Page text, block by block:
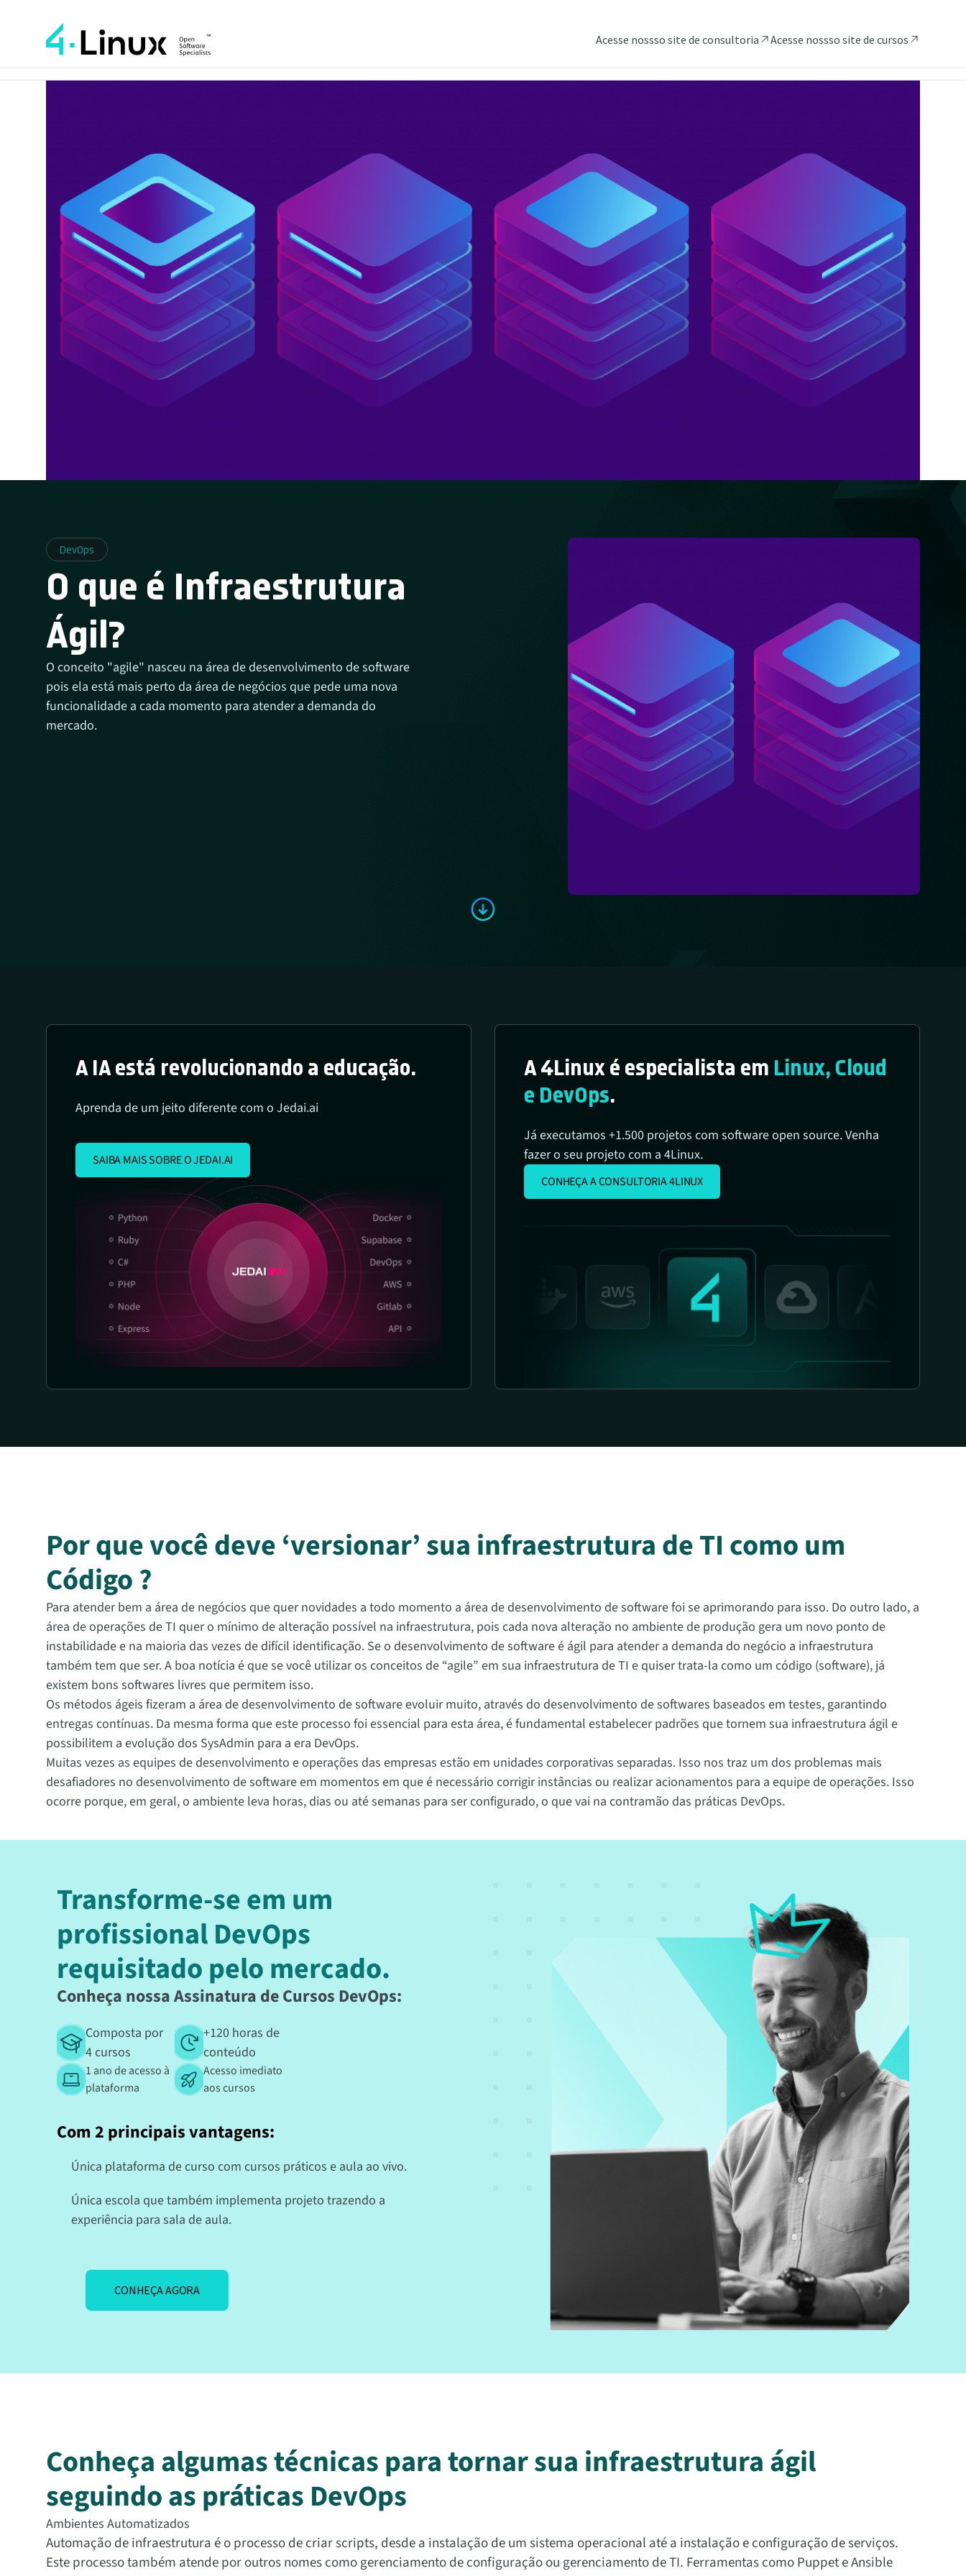
Acesse nossso site de consultoria Acesse nossso site de cursos
DevOps
O que é Infraestrutura
Ágil?
O conceito "agile" nasceu na área de desenvolvimento de software
pois ela está mais perto da área de negócios que pede uma nova
funcionalidade a cada momento para atender a demanda do
mercado.
A IA está revolucionando a educação.
Aprenda de um jeito diferente com o Jedai.ai
SAIBA MAIS SOBRE O JEDAI.AI
A 4Linux é especialista em Linux, Cloud
e DevOps.
Já executamos +1.500 projetos com software open source. Venha
fazer o seu projeto com a 4Linux.
CONHEÇA A CONSULTORIA 4LINUX
Por que você deve ‘versionar’ sua infraestrutura de TI como um
Código ?
Para atender bem a área de negócios que quer novidades a todo momento a área de desenvolvimento de software foi se aprimorando para isso. Do outro lado, a
área de operações de TI quer o mínimo de alteração possível na infraestrutura, pois cada nova alteração no ambiente de produção gera um novo ponto de
instabilidade e na maioria das vezes de difícil identificação. Se o desenvolvimento de software é ágil para atender a demanda do negócio a infraestrutura
também tem que ser. A boa notícia é que se você utilizar os conceitos de “agile” em sua infraestrutura de TI e quiser trata-la como um código (software), já
existem bons softwares livres que permitem isso.
Os métodos ágeis fizeram a área de desenvolvimento de software evoluir muito, através do desenvolvimento de softwares baseados em testes, garantindo
entregas contínuas. Da mesma forma que este processo foi essencial para esta área, é fundamental estabelecer padrões que tornem sua infraestrutura ágil e
possibilitem a evolução dos SysAdmin para a era DevOps.
Muitas vezes as equipes de desenvolvimento e operações das empresas estão em unidades corporativas separadas. Isso nos traz um dos problemas mais
desafiadores no desenvolvimento de software em momentos em que é necessário corrigir instâncias ou realizar acionamentos para a equipe de operações. Isso
ocorre porque, em geral, o ambiente leva horas, dias ou até semanas para ser configurado, o que vai na contramão das práticas DevOps.
Transforme-se em um
profissional DevOps
requisitado pelo mercado.
Conheça nossa Assinatura de Cursos DevOps:
Composta por
4 cursos
+120 horas de
conteúdo
1 ano de acesso à
plataforma
Acesso imediato
aos cursos
Com 2 principais vantagens:
Única plataforma de curso com cursos práticos e aula ao vivo.
Única escola que também implementa projeto trazendo a
experiência para sala de aula.
CONHEÇA AGORA
Conheça algumas técnicas para tornar sua infraestrutura ágil
seguindo as práticas DevOps
Ambientes Automatizados
Automação de infraestrutura é o processo de criar scripts, desde a instalação de um sistema operacional até a instalação e configuração de serviços.
Este processo também atende por outros nomes como gerenciamento de configuração ou gerenciamento de TI. Ferramentas como Puppet e Ansible